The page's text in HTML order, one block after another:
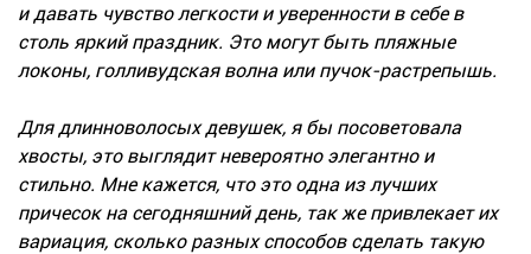
и давать чувство легкости и уверенности в себе в
столь яркий праздник. Это могут быть пляжные
локоны, голливудская волна или пучок-растрепышь.
Для длинноволосых девушек, я бы посоветовала
хвосты, это выглядитневероятно элегантно и
стильно. Мне кажется, что это одна из лучших
причесок на сегодняшний день, так же привлекает их
вариация, сколько разных способов сделать такую